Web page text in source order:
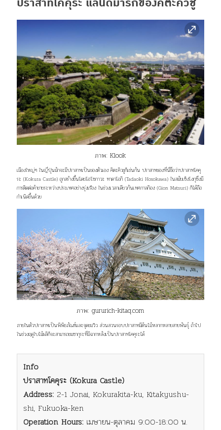
ภาพ:Klook
เมืองใหญ่ๆ ในญี่ปุ่นมักจะมีปราสาทเป็นของตัวเอง คิตะคิวชูก็เช่นกัน ปราสาทของที่นี่ชื่อว่าปราสาทโคคุ
ระ (Kokura Castle) ถูกสร้างขึ้นโดยโฮโซกาวะ ทาดาโอกิ (Tadaoki Hosokawa) ในสมัยเซ็งโงกุซึ่งมี
การติดต่อค้าขายระหว่างประเทศอย่างรุ่งเรือง ในช่วงเวลาเดียวกันเทศกาลกิอง (Gion Matsuri) ก็ได้ถือ
กำเนิดขึ้นด้วย
ภาพ:gururich-kitaq.com
ภายในตัวปราสาทเป็นพิพิธภัณฑ์และจุดชมวิว ส่วนสวนรอบปราสาทมีต้นไม้หลากหลายสายพันธุ์ ถ้าไป
ในช่วงฤดูใบไม้ผลิก็จะสามารถชมซากุระที่มีฉากหลังเป็นปราสาทโคคุระได้
Info
ปราสาทโคคุระ (Kokura Castle)
Address:2-1 Jonai, Kokurakita-ku, Kitakyushu-
shi, Fukuoka-ken
Operation Hours:เมษายน-ตุลาคม 9:00-18:00 น.